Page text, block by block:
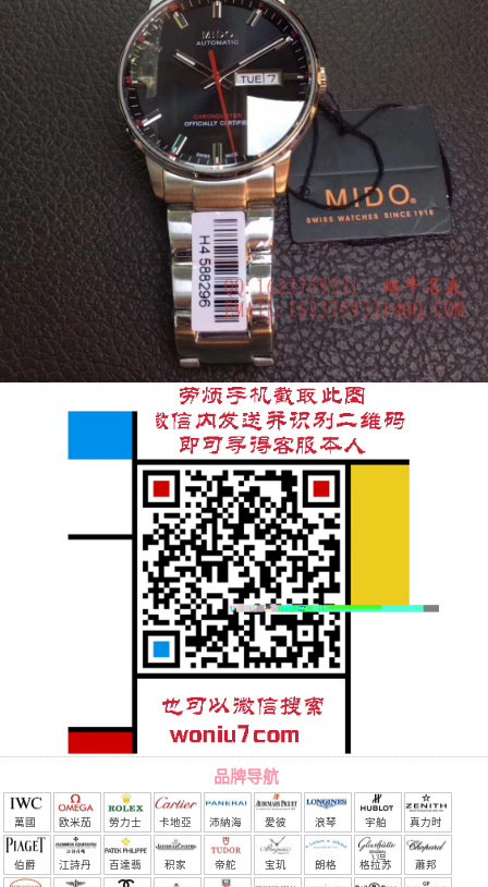
品牌导航
萬國 欧米茄 勞力士 卡地亞 沛納海 愛彼 浪琴 宇舶
（恒
真力时
伯爵 江詩丹 百達翡 积家 帝舵 宝玑 朗格 格拉苏 蕭邦